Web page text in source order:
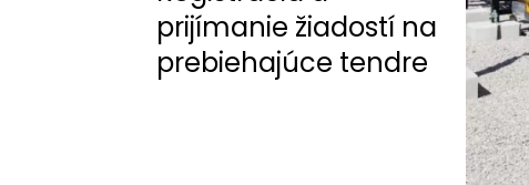
prijímanie žiadostí na
prebiehajúce tendre